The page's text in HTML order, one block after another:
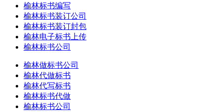
榆林标书编写
榆林标书装订公司
榆林标书装订封包
榆林电子标书上传
榆林标书公司
榆林做标书公司
榆林代做标书
榆林代写标书
榆林标书代做
榆林标书公司